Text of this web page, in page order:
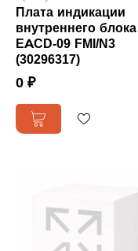
Плата индикации
внутреннего блока
EACD-09 FMI/N3
(30296317)
0 ₽